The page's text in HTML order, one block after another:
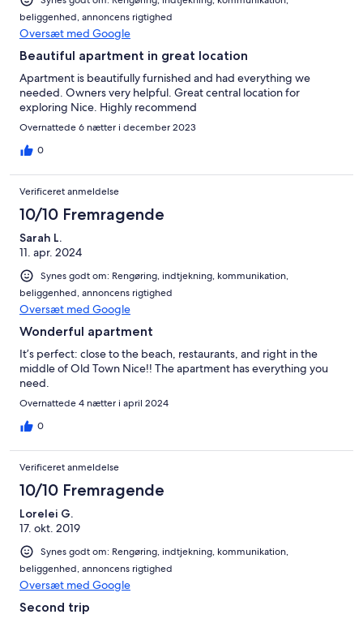
beliggenhed, annoncens rigtighed
Oversæt med Google
Beautiful apartment in great location
Apartment is beautifully furnished and had everything we
needed. Owners very helpful. Great central location for
exploring Nice. Highly recommend
Overnattede 6 nætter i december 2023
0
Verificeret anmeldelse
10/10 Fremragende
Sarah L.
11. apr. 2024
Synes godt om: Rengøring, indtjekning, kommunikation,
beliggenhed, annoncens rigtighed
Oversæt med Google
Wonderful apartment
It’s perfect: close to the beach, restaurants, and right in the
middle of Old Town Nice!! The apartment has everything you
need.
Overnattede 4 nætter i april 2024
0
Verificeret anmeldelse
10/10 Fremragende
Lorelei G.
17. okt. 2019
Synes godt om: Rengøring, indtjekning, kommunikation,
beliggenhed, annoncens rigtighed
Oversæt med Google
Second trip